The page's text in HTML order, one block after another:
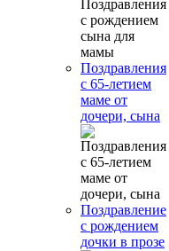
Поздравления
с 65-летием
маме от
дочери, сына
Поздравление
с рождением
дочки в прозе